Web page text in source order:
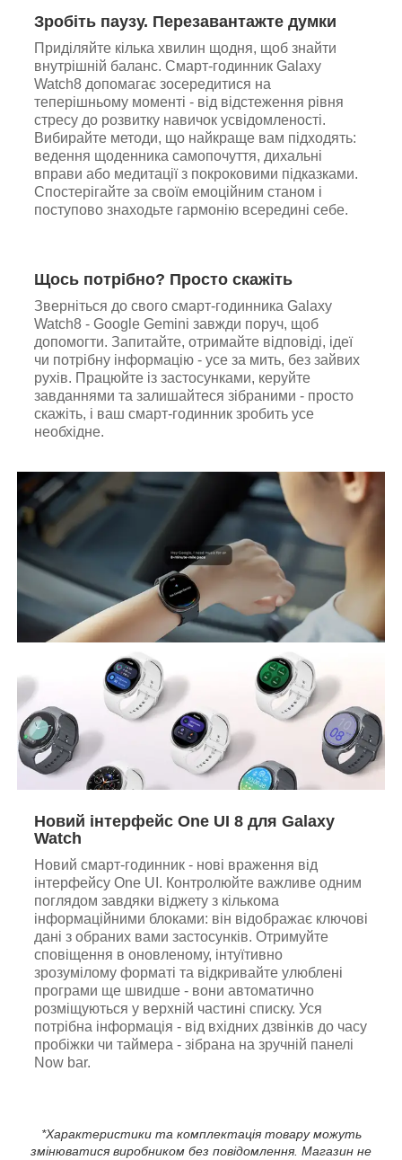
Зробіть паузу. Перезавантажте думки
Приділяйте кілька хвилин щодня, щоб знайти
внутрішній баланс. Смарт-годинник Galaxy
Watch8 допомагає зосередитися на
теперішньому моменті - від відстеження рівня
стресу до розвитку навичок усвідомленості.
Вибирайте методи, що найкраще вам підходять:
ведення щоденника самопочуття, дихальні
вправи або медитації з покроковими підказками.
Спостерігайте за своїм емоційним станом і
поступово знаходьте гармонію всередині себе.
Щось потрібно? Просто скажіть
Зверніться до свого смарт-годинника Galaxy
Watch8 - Google Gemini завжди поруч, щоб
допомогти. Запитайте, отримайте відповіді, ідеї
чи потрібну інформацію - усе за мить, без зайвих
рухів. Працюйте із застосунками, керуйте
завданнями та залишайтеся зібраними - просто
скажіть, і ваш смарт-годинник зробить усе
необхідне.
Новий інтерфейс One UI 8 для Galaxy
Watch
Новий смарт-годинник - нові враження від
інтерфейсу One UI. Контролюйте важливе одним
поглядом завдяки віджету з кількома
інформаційними блоками: він відображає ключові
дані з обраних вами застосунків. Отримуйте
сповіщення в оновленому, інтуїтивно
зрозумілому форматі та відкривайте улюблені
програми ще швидше - вони автоматично
розміщуються у верхній частині списку. Уся
потрібна інформація - від вхідних дзвінків до часу
пробіжки чи таймера - зібрана на зручній панелі
Now bar.
*Характеристики та комплектація товару можуть
змінюватися виробником без повідомлення. Магазин не